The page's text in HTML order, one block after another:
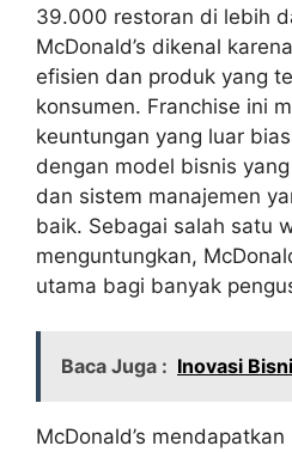
39.000 restoran di lebih
McDonald’s dikenal
efisien dan produk yang
konsumen. Franchise ini
keuntungan yang luar
dengan model bisnis
dan sistem manajemen
baik. Sebagai salah satu
menguntungkan,
utama bagi banyak
Baca Juga : Inovasi
McDonald’s